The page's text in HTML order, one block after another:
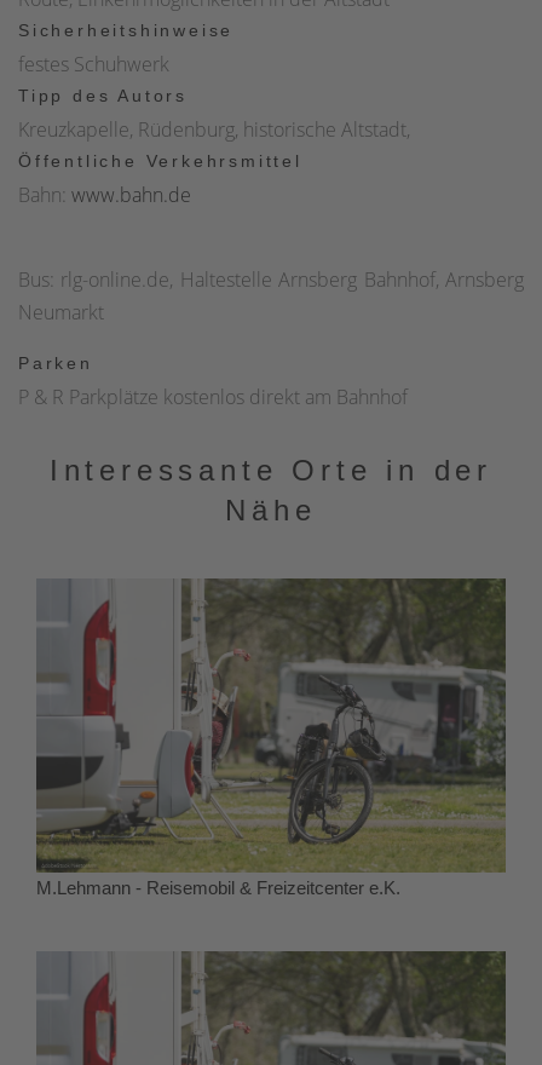
Sicherheitshinweise
festes Schuhwerk
Tipp des Autors
Kreuzkapelle, Rüdenburg, historische Altstadt,
Öffentliche Verkehrsmittel
Bahn: www.bahn.de
Bus: rlg-online.de, Haltestelle Arnsberg Bahnhof, Arnsberg
Neumarkt
Parken
P & R Parkplätze kostenlos direkt am Bahnhof
Interessante Orte in der
Nähe
M.Lehmann - Reisemobil & Freizeitcenter e.K.